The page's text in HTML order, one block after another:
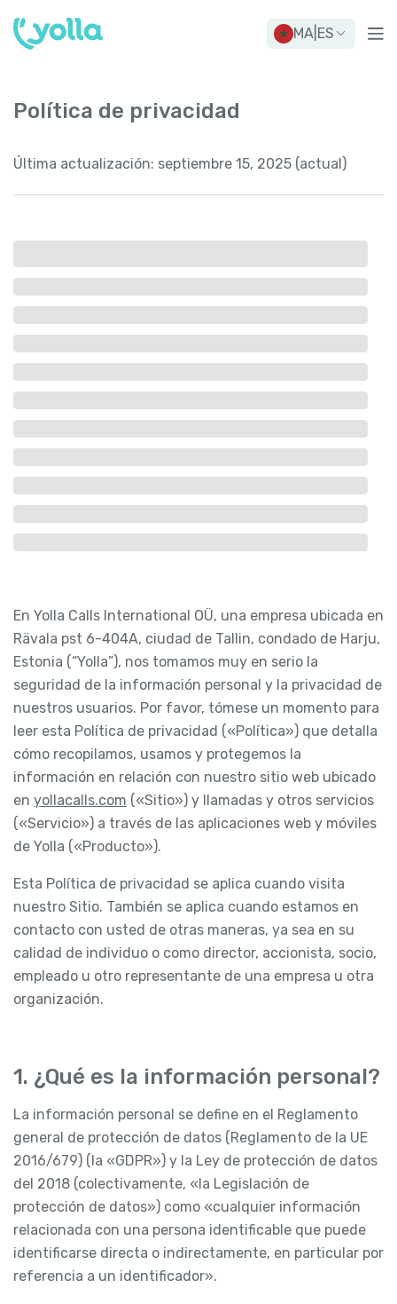
MA ES
Política de privacidad
Última actualización: septiembre 15, 2025 (actual)
En Yolla Calls International OÜ, una empresa ubicada en
Rävala pst 6-404A, ciudad de Tallin, condado de Harju,
Estonia (“Yolla”), nos tomamos muy en serio la
seguridad de la información personal y la privacidad de
nuestros usuarios. Por favor, tómese un momento para
leer esta Política de privacidad («Política») que detalla
cómo recopilamos, usamos y protegemos la
información en relación con nuestro sitio web ubicado
en yollacalls.com («Sitio») y llamadas y otros servicios
(«Servicio») a través de las aplicaciones web y móviles
de Yolla («Producto»).
Esta Política de privacidad se aplica cuando visita
nuestro Sitio. También se aplica cuando estamos en
contacto con usted de otras maneras, ya sea en su
calidad de individuo o como director, accionista, socio,
empleado u otro representante de una empresa u otra
organización.
1. ¿Qué es la información personal?
La información personal se define en el Reglamento
general de protección de datos (Reglamento de la UE
2016/679) (la «GDPR») y la Ley de protección de datos
del 2018 (colectivamente, «la Legislación de
protección de datos») como «cualquier información
relacionada con una persona identificable que puede
identificarse directa o indirectamente, en particular por
referencia a un identificador».